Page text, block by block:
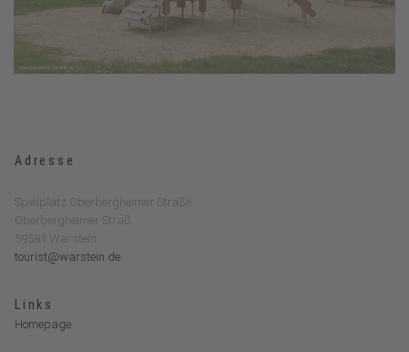
Adresse
Spielplatz Oberbergheimer Straße
Oberbergheimer Straß
59581 Warstein
tourist@warstein.de
Links
Homepage